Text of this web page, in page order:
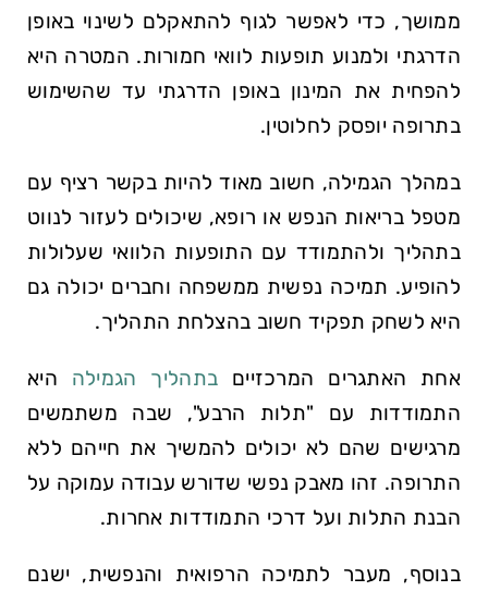
ממושך, כדי לאפשר לגוף להתאקלם לשינוי באופן
הדרגתי ולמנוע תופעות לוואי חמורות. המטרה היא
להפחית את המינון באופן הדרגתי עד שהשימוש
בתרופה יופסק לחלוטין.
במהלך הגמילה, חשוב מאוד להיות בקשר רציף עם
מטפל בריאות הנפש או רופא, שיכולים לעזור לנווט
בתהליך ולהתמודד עם התופעות הלוואי שעלולות
להופיע. תמיכה נפשית ממשפחה וחברים יכולה גם
היא לשחק תפקיד חשוב בהצלחת התהליך.
אחת האתגרים המרכזיים בתהליך הגמילה היא
התמודדות עם "תלות הרבע", שבה משתמשים
מרגישים שהם לא יכולים להמשיך את חייהם ללא
התרופה. זהו מאבק נפשי שדורש עבודה עמוקה על
הבנת התלות ועל דרכי התמודדות אחרות.
בנוסף, מעבר לתמיכה הרפואית והנפשית, ישנם